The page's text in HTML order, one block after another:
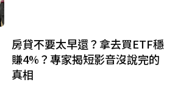
房貸不要太早還？拿去買ETF穩
賺4%？專家揭短影音沒說完的
真相